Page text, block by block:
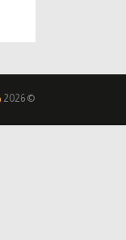
© 2026